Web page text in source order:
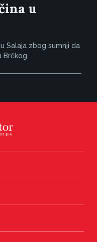
u
Salaja zbog sumnji da